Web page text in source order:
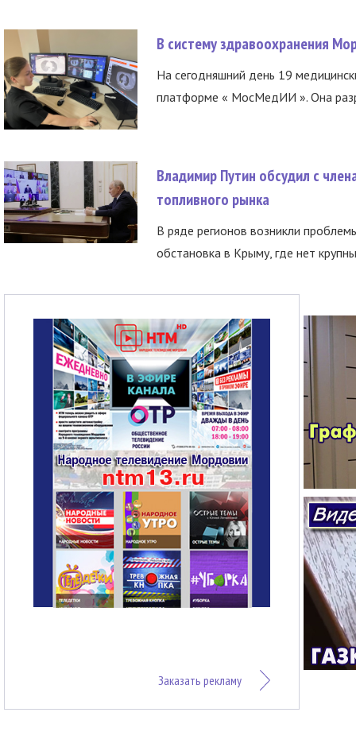
В систему здравоохранения
На сегодняшний день 19
платформе « МосМедИИ ». Она
Владимир Путин обсудил с
топливного рынка
В ряде регионов возникли
обстановка в Крыму, где нет
Заказать рекламу